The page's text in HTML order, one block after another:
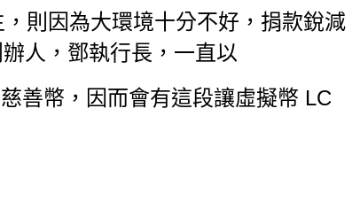
，則因為大環境十分不好，捐款銳減
人，鄧執行長，一直以
善幣，因而會有這段讓虛擬幣 LC